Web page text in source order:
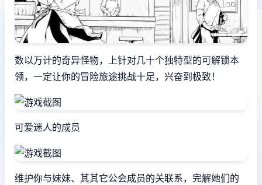
数以万计的奇异怪物，上针对几十个独特型的可解锁本
领，一定让你的冒险旅途挑战十足，兴奋到极致！
可爱迷人的成员
维护你与妹妹、其其它公会成员的关联系，完解她们的